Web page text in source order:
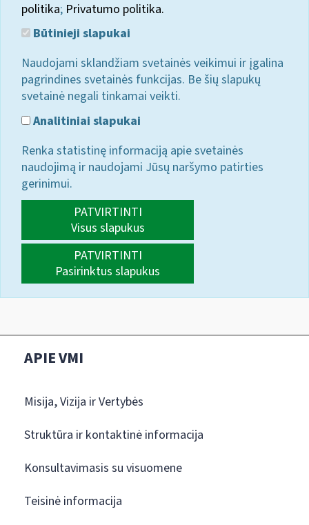
politika; Privatumo politika.
Būtinieji slapukai
Naudojami sklandžiam svetainės veikimui ir įgalina
pagrindines svetainės funkcijas. Be šių slapukų
svetainė negali tinkamai veikti.
Analitiniai slapukai
Renka statistinę informaciją apie svetainės
naudojimą ir naudojami Jūsų naršymo patirties
gerinimui.
PATVIRTINTI
Visus slapukus
PATVIRTINTI
Pasirinktus slapukus
APIE VMI
Misija, Vizija ir Vertybės
Struktūra ir kontaktinė informacija
Konsultavimasis su visuomene
Teisinė informacija